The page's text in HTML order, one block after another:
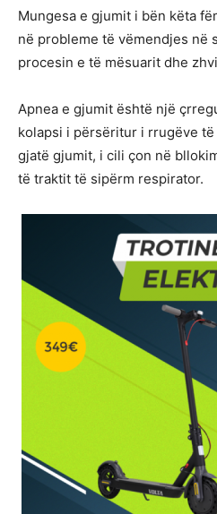
Mungesa e gjumit i bën këta
në probleme të vëmendjes në
procesin e të mësuarit dhe
Apnea e gjumit është një
kolapsi i përsëritur i rrugëve
gjatë gjumit, i cili çon në
të traktit të sipërm respirator.